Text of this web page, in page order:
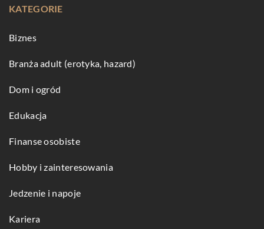
KATEGORIE
Biznes
Branża adult (erotyka, hazard)
Dom i ogród
Edukacja
Finanse osobiste
Hobby i zainteresowania
Jedzenie i napoje
Kariera